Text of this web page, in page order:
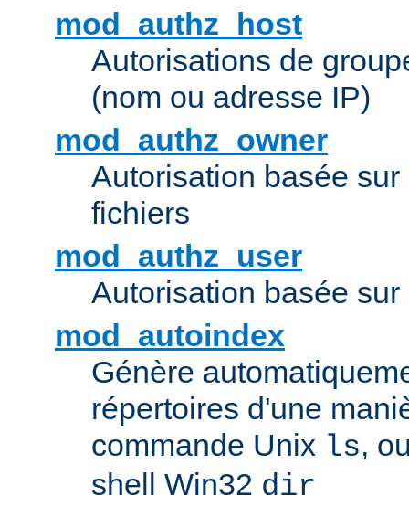
mod_authz_host
Autorisations de
(nom ou adresse IP)
mod_authz_owner
Autorisation basée
fichiers
mod_authz_user
Autorisation basée
mod_autoindex
Génère
répertoires d'une
commande Unix ls,
shell Win32 dir